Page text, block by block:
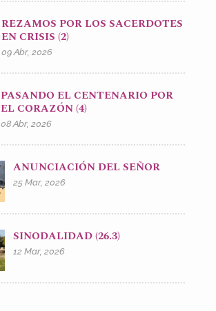
REZAMOS POR LOS SACERDOTES
EN CRISIS (2)
09 Abr, 2026
PASANDO EL CENTENARIO POR
EL CORAZÓN (4)
08 Abr, 2026
ANUNCIACIÓN DEL SEÑOR
25 Mar, 2026
SINODALIDAD (26.3)
12 Mar, 2026